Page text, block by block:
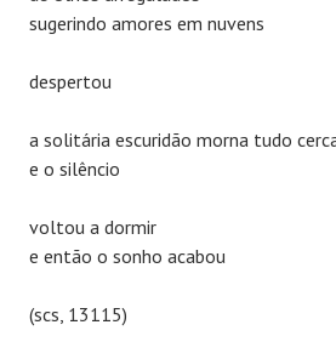
sugerindo amores em nuvens
despertou
a solitária escuridão morna tudo
e o silêncio
voltou a dormir
e então o sonho acabou
(scs, 13115)